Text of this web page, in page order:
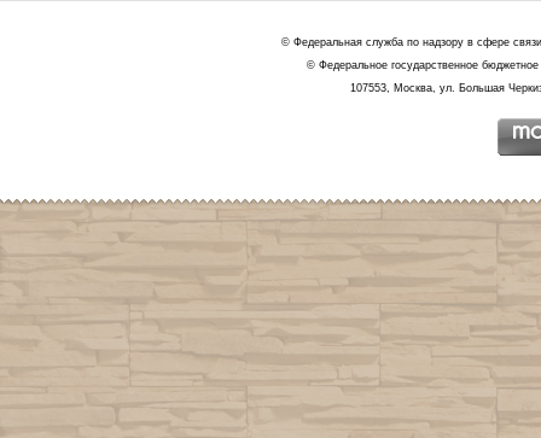
© Федеральная служба по надзору в сфере
© Федеральное государственное
107553, Москва, ул. Большая